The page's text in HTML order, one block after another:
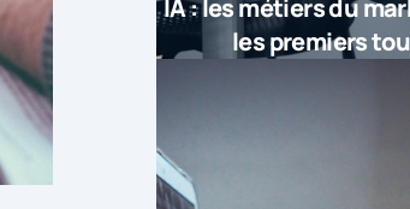
IA : les métiers du
les premiers